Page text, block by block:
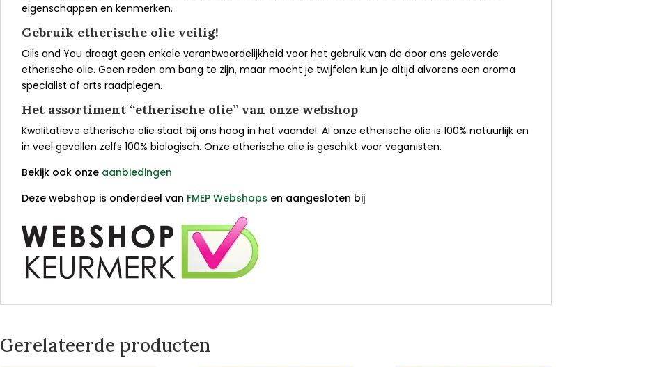
eigenschappen en kenmerken.
Gebruik etherische olie veilig!
Oils and You draagt geen enkele verantwoordelijkheid voor het gebruik van de door ons geleverde
etherische olie. Geen reden om bang te zijn, maar mocht je twijfelen kun je altijd alvorens een aroma
specialist of arts raadplegen.
Het assortiment “etherische olie” van onze webshop
Kwalitatieve etherische olie staat bij ons hoog in het vaandel. Al onze etherische olie is 100% natuurlijk en
in veel gevallen zelfs 100% biologisch. Onze etherische olie is geschikt voor veganisten.
Bekijk ook onze aanbiedingen
Deze webshop is onderdeel van FMEP Webshops en aangesloten bij
Gerelateerde producten